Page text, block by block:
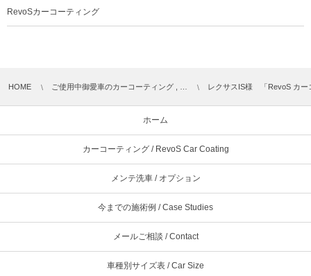
RevoSカーコーティング
HOME ご使用中御愛車のカーコーティング , … レクサスIS様 「RevoS カー
ホーム
カーコーティング / RevoS Car Coating
メンテ洗車 / オプション
今までの施術例 / Case Studies
メールご相談 / Contact
車種別サイズ表 / Car Size